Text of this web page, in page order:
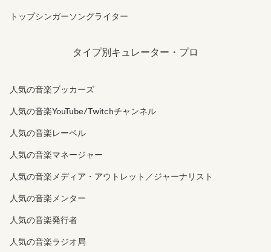
トップシンガーソングライター
タイプ別キュレーター・プロ
人気の音楽ブッカーズ
人気の音楽YouTube/Twitchチャンネル
人気の音楽レーベル
人気の音楽マネージャー
人気の音楽メディア・アウトレット／ジャーナリスト
人気の音楽メンター
人気の音楽発行者
人気の音楽ラジオ局